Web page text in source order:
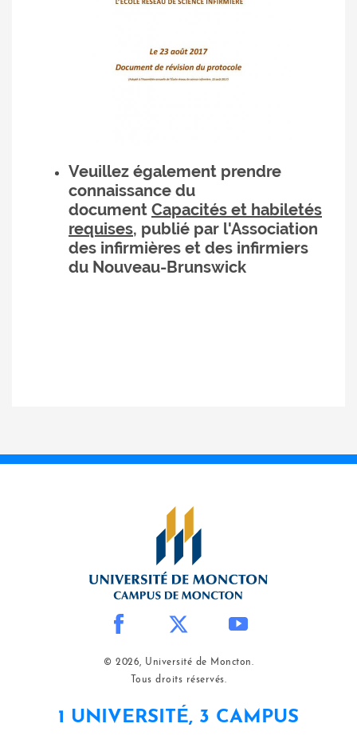
Veuillez également prendre
connaissance du
document Capacités et habiletés
requises, publié par l'Association
des infirmières et des infirmiers
du Nouveau-Brunswick
© 2026, Université de Moncton.
Tous droits réservés.
1 UNIVERSITÉ, 3 CAMPUS